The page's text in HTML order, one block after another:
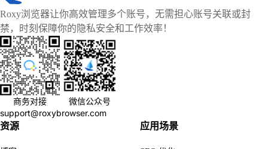
Roxy浏览器让你高效管理多个账号，无需担心账号关联或封
禁，时刻保障你的隐私安全和工作效率！
商务对接
微信公众号
support@roxybrowser.com
资源
应用场景